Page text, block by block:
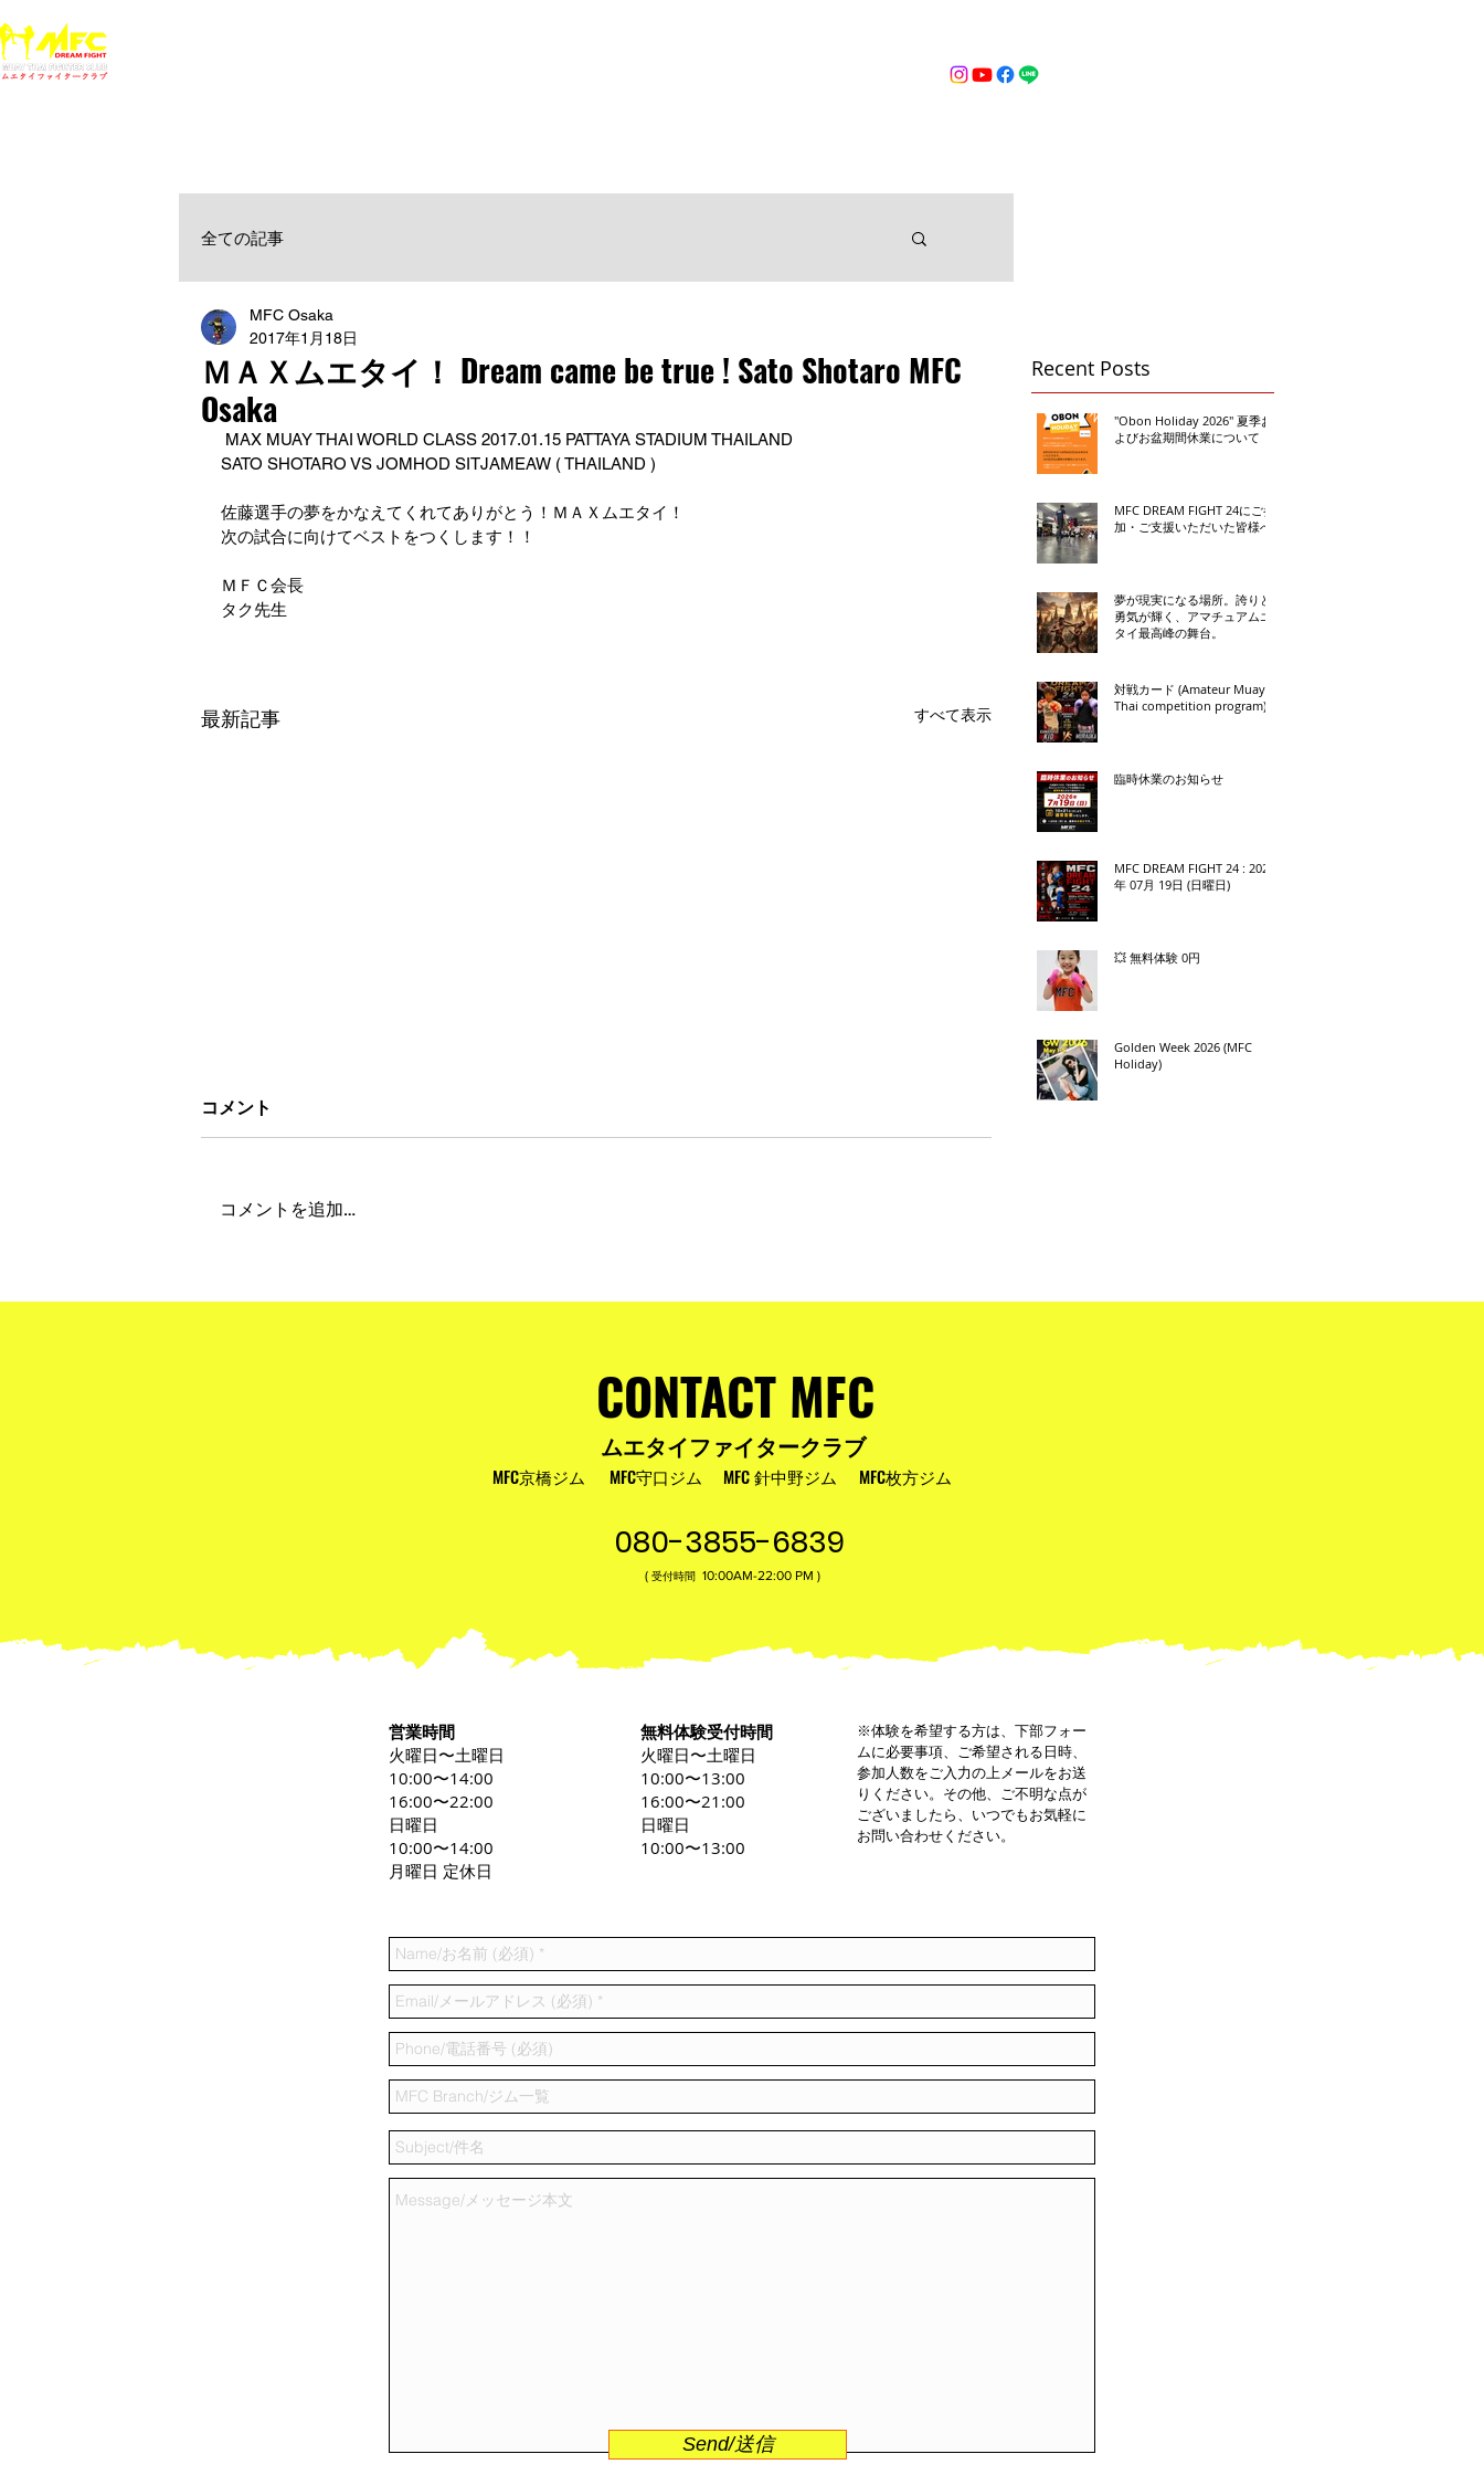
全ての記事
ＭＡＸムエタイ！ Dream came be true ! Sato Shotaro MFC
Osaka
MFC Osaka
2017年1月18日
MAX MUAY THAI WORLD CLASS 2017.01.15 PATTAYA STADIUM THAILAND
SATO SHOTARO VS JOMHOD SITJAMEAW ( THAILAND )
佐藤選手の夢をかなえてくれてありがとう！ＭＡＸムエタイ！
次の試合に向けてベストをつくします！！
ＭＦＣ会長
タク先生
最新記事 すべて表示
コメント
コメントを追加…
Recent Posts
"Obon Holiday 2026" 夏季お
よびお盆期間休業について
MFC DREAM FIGHT 24にご参
加・ご支援いただいた皆様へ
夢が現実になる場所。誇りと
勇気が輝く、アマチュアムエ
タイ最高峰の舞台。
対戦カード (Amateur Muay
Thai competition program)
臨時休業のお知らせ
MFC DREAM FIGHT 24 : 2026
年 07月 19日 (日曜日)
💥 無料体験 0円
Golden Week 2026 (MFC
Holiday)
CONTACT MFC
ムエタイファイタークラブ
MFC京橋ジム MFC守口ジム MFC枚方ジム
MFC 針中野ジム
080-3855-6839
( 受付時間 10:00AM-22:00​ PM )
営業時間
火曜日〜土曜日
10:00〜14:00
16:00〜22:00
日曜日
10:00〜14:00
月曜日 定休日
無料体験受付時間
火曜日〜土曜日
10:00〜13:00
16:00〜21:00
日曜日
10:00〜13:00
※体験を希望する方は、下部フォー
ムに必要事項、ご希望される日時、
参加人数をご入力の上メールをお送
りください。その他、ご不明な点が
ございましたら、いつでもお気軽に
お問い合わせください。
Send/送信